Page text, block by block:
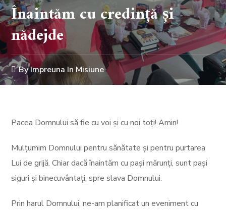
Înaintăm cu credință și
nădejde
ByImpreuna In Misiune
Pacea Domnului să fie cu voi și cu noi toți! Amin!
Mulțumim Domnului pentru sănătate și pentru purtarea
Lui de grijă. Chiar dacă înaintăm cu pași mărunți, sunt pași
siguri și binecuvântați, spre slava Domnului.
Prin harul Domnului, ne-am planificat un eveniment cu